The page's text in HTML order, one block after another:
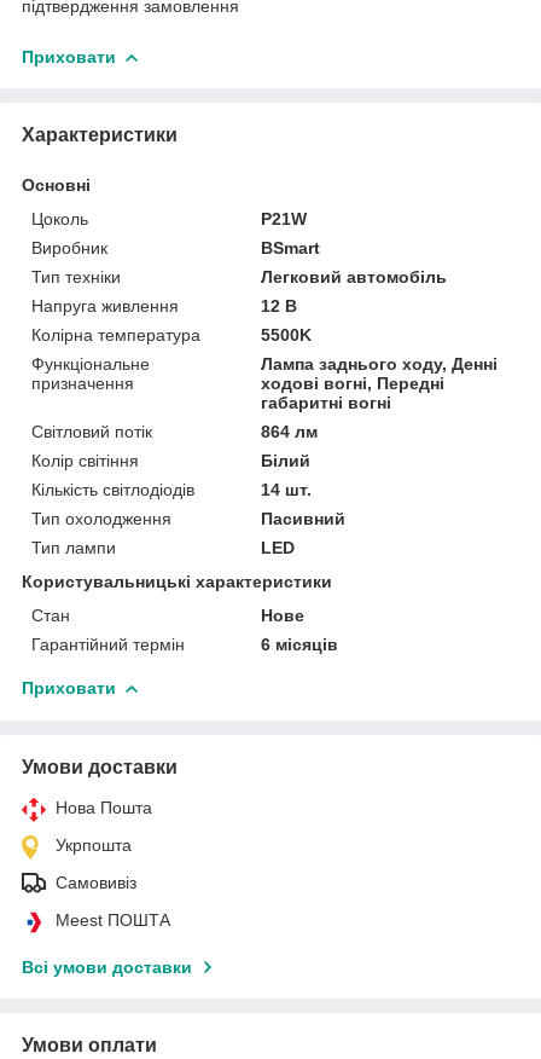
підтвердження замовлення
Приховати
Характеристики
Основні
Цоколь
P21W
Виробник
BSmart
Тип техніки
Легковий автомобіль
Напруга живлення
12 В
Колірна температура
5500K
Функціональне
призначення
Лампа заднього ходу, Денні
ходові вогні, Передні
габаритні вогні
Світловий потік
864 лм
Колір світіння
Білий
Кількість світлодіодів
14 шт.
Тип охолодження
Пасивний
Тип лампи
LED
Користувальницькі характеристики
Стан
Нове
Гарантійний термін
6 місяців
Приховати
Умови доставки
Нова Пошта
Укрпошта
Самовивіз
Meest ПОШТА
Всі умови доставки
Умови оплати